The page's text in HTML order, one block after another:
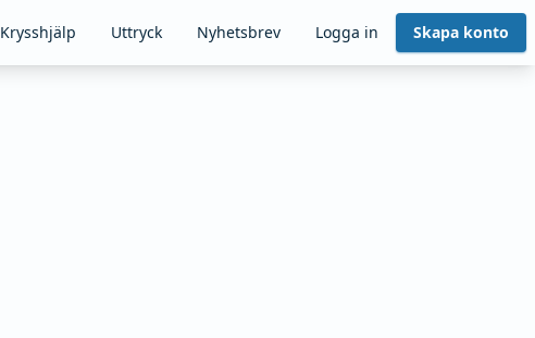
Krysshjälp Uttryck Nyhetsbrev Logga in Skapa konto